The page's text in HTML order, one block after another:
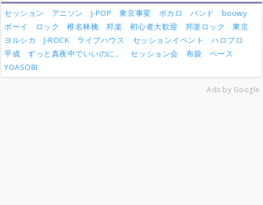
セッション アニソン J-POP 東京事変 ボカロ バンド
boowy
ボーイ
ロック 椎名林檎 邦楽 初心者大歓迎 邦楽ロック
東京
ヨルシカ
J-ROCK ライブハウス セッションイベント
ハロプロ
平成
ずっと真夜中でいいのに。 セッション会 布袋
ベース
YOASOBI
Ads by Google